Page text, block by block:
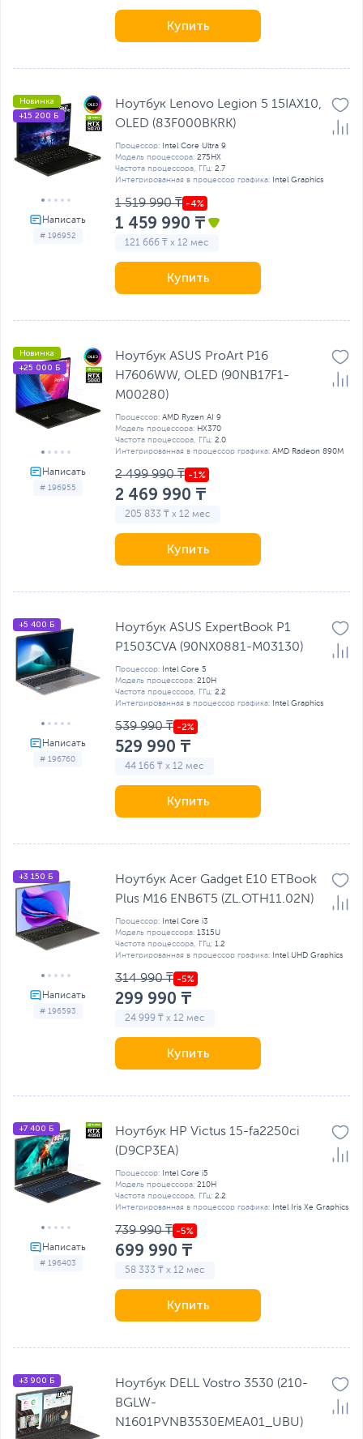
Купить
# 196952
Новинка
+15 200 Б
Ноутбук Lenovo Legion 5 15IAX10,
OLED (83F000BKRK)
Процессор: Intel Core Ultra 9
Модель процессора: 275HX
Частота процессора, ГГц: 2.7
Интегрированная в процессор графика: Intel Graphics
1 519 990 ₸
1 459 990 ₸
121 666 ₸ x 12 мес
Купить
# 196955
Новинка
+25 000 Б
Ноутбук ASUS ProArt P16
H7606WW, OLED (90NB17F1-
M00280)
Процессор: AMD Ryzen AI 9
Модель процессора: HX370
Частота процессора, ГГц: 2.0
Интегрированная в процессор графика: AMD Radeon 890M
2 499 990 ₸
2 469 990 ₸
205 833 ₸ x 12 мес
Купить
# 196760
+5 400 Б
Ноутбук ASUS ExpertBook P1
P1503CVA (90NX0881-M03130)
Процессор: Intel Core 5
Модель процессора: 210H
Частота процессора, ГГц: 2.2
Интегрированная в процессор графика: Intel Graphics
539 990 ₸
529 990 ₸
44 166 ₸ x 12 мес
Купить
# 196593
+3 150 Б
Ноутбук Acer Gadget E10 ETBook
Plus M16 ENB6T5 (ZL.OTH11.02N)
Процессор: Intel Core i3
Модель процессора: 1315U
Частота процессора, ГГц: 1.2
Интегрированная в процессор графика: Intel UHD Graphics
314 990 ₸
299 990 ₸
24 999 ₸ x 12 мес
Купить
# 196403
+7 400 Б
Ноутбук HP Victus 15-fa2250ci
(D9CP3EA)
Процессор: Intel Core i5
Модель процессора: 210H
Частота процессора, ГГц: 2.2
Интегрированная в процессор графика: Intel Iris Xe Graphics
739 990 ₸
699 990 ₸
58 333 ₸ x 12 мес
Купить
+3 900 Б
Ноутбук DELL Vostro 3530 (210-
BGLW-
N1601PVNB3530EMEA01_UBU)